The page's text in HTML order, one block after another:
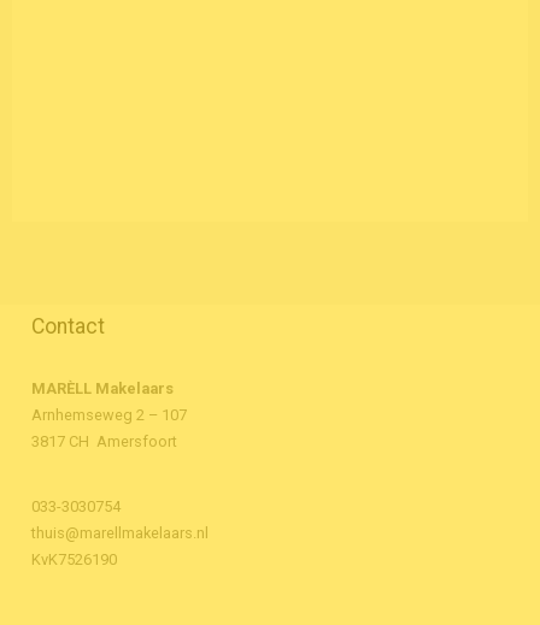
Contact
MARÈLL Makelaars
Arnhemseweg 2 – 107
3817 CH Amersfoort
033-3030754
thuis@marellmakelaars.nl
KvK7526190